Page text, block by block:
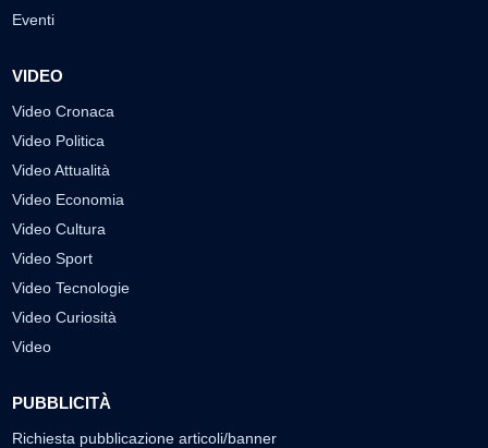
Eventi
VIDEO
Video Cronaca
Video Politica
Video Attualità
Video Economia
Video Cultura
Video Sport
Video Tecnologie
Video Curiosità
Video
PUBBLICITÀ
Richiesta pubblicazione articoli/banner